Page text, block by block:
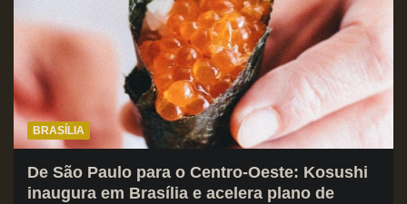
BRASÍLIA
De São Paulo para o Centro-Oeste: Kosushi
inaugura em Brasília e acelera plano de